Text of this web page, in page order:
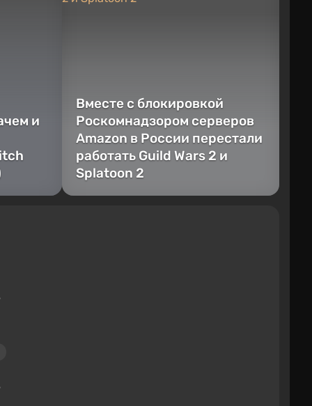
и
Вместе с блокировкой
Роскомнадзором серверов
Amazon в России перестали
работать Guild Wars 2 и
Splatoon 2